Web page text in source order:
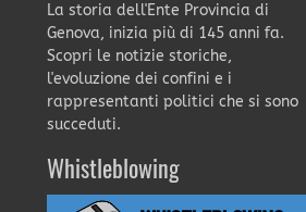
La storia dell'Ente Provincia di
Genova, inizia più di 145 anni fa.
Scopri le notizie storiche,
l'evoluzione dei confini e i
rappresentanti politici che si sono
succeduti.
Whistleblowing